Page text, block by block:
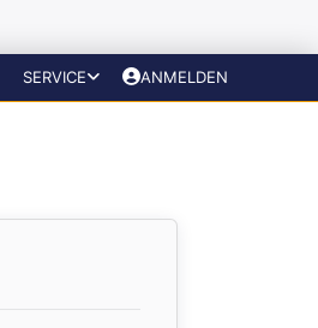
SERVICE ANMELDEN